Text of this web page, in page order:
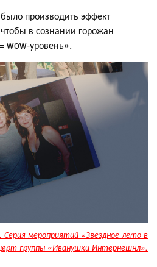
производить эффект
в сознании горожан
wow-уровень».
Серия мероприятий «Звездное лето в
группы «Иванушки Интернешнл».